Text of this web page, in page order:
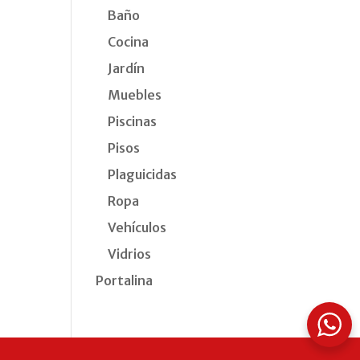
Baño
Cocina
Jardín
Muebles
Piscinas
Pisos
Plaguicidas
Ropa
Vehículos
Vidrios
Portalina